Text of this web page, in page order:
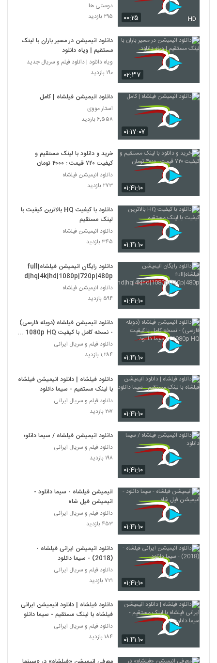
۰۰:۲۵ HD
دوستی ها
۲۹۵ بازدید
۰۲:۳۷
دانلود انیمیشن در مسیر باران با لینک
مستقیم | ویاه دانلود
ویاه دانلود | دانلود فیلم و سریال جدید
۱۹۰ بازدید
۰۱:۱۷:۰۷
دانلود انیمیشن فیلشاه | کامل
استار مووی
۶,۵۵۸ بازدید
۰۱:۴۱:۱۰
خرید و دانلود با لینک مستقیم و
کیفیت ۷۲۰ قیمت : ۴۰۰۰ تومان
دانلود انیمیشن فیلشاه
۲۷۳ بازدید
۰۱:۴۱:۱۰
دانلود با کیفیت HQ بالاترین کیفیت با
لینک مستقیم
دانلود انیمیشن فیلشاه
۳۴۵ بازدید
۰۱:۴۱:۱۰
دانلود رایگان انیمیشن فیلشاه|full
hd|hq|4k|hd|1080p|720p|480p
دانلود انیمیشن فیلشاه
۵۹۴ بازدید
۰۱:۴۱:۱۰
دانلود انیمیشن فیلشاه (دوبله فارسی)
- نسخه کامل با کیفیت 1080p HQ //
سیما دانلود
دانلود فیلم و سریال ایرانی
۱,۲۸۴ بازدید
۰۱:۴۱:۱۰
دانلود فیلشاه | دانلود انیمیشن فیلشاه
با لینک مستقیم - سیما دانلود
دانلود فیلم و سریال ایرانی
۲۰۷ بازدید
۰۱:۴۱:۱۰
دانلود انیمیشن فیلشاه / سیما دانلود
دانلود فیلم و سریال ایرانی
۱۹۸ بازدید
۰۱:۴۱:۱۰
انیمیشن فیلشاه - سیما دانلود -
انیمیشن فیل شاه
دانلود فیلم و سریال ایرانی
۴۵۳ بازدید
۰۱:۴۱:۱۰
دانلود انیمیشن ایرانی فیلشاه -
(2018) - سیما دانلود
دانلود فیلم و سریال ایرانی
۷۲۱ بازدید
۰۱:۴۱:۱۰
دانلود فیلشاه | دانلود انیمیشن ایرانی
فیلشاه با لینک مستقیم - سیما دانلود
دانلود فیلم و سریال ایرانی
۱۸۴ بازدید